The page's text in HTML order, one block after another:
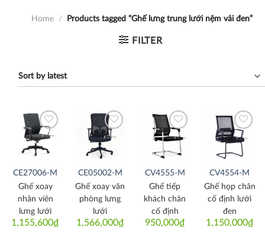
Home / Products tagged “Ghế lưng trung lưới nệm vải đen”
FILTER
Thích
CE27006-M
1,155,600₫
Ghế xoay
nhân viên
lưng lưới
CE05002-M
1,566,000₫
Ghế xoay văn
phòng lưng
lưới
Thích
CV4555-M
950,000₫
Ghế tiếp
khách chân
cố định
Thích
CV4554-M
1,150,000₫
Ghế họp chân
cố định lưới
đen